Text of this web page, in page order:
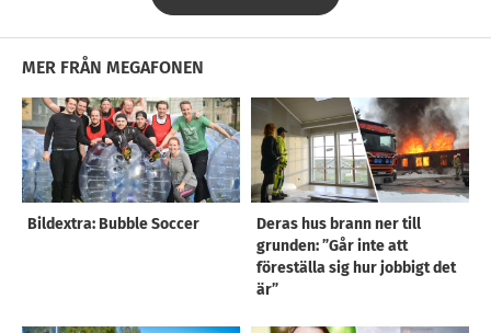
MER FRÅN MEGAFONEN
Bildextra: Bubble Soccer
Deras hus brann ner till
grunden: ”Går inte att
föreställa sig hur jobbigt det
är”